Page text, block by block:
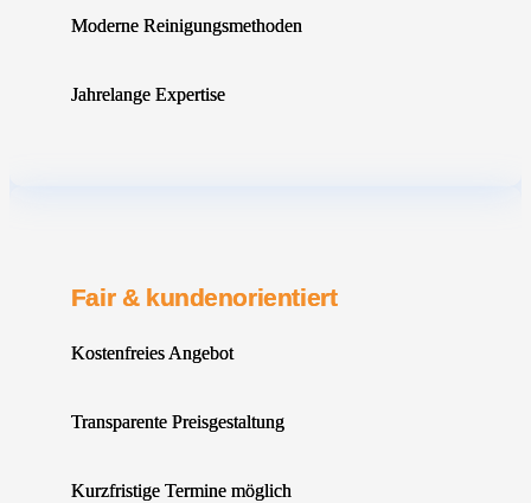
Moderne Reinigungsmethoden
Jahrelange Expertise
Fair & kundenorientiert
Kostenfreies Angebot
Transparente Preisgestaltung
Kurzfristige Termine möglich